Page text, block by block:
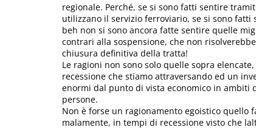
regionale. Perché, se si sono fatti sentire
utilizzano il servizio ferroviario, se si sono
beh non si sono ancora fatte sentire quelle
contrari alla sospensione, che non
chiusura definitiva della tratta!
Le ragioni non sono solo quelle sopra
recessione che stiamo attraversando ed un
enormi dal punto di vista economico in ambiti
persone.
Non è forse un ragionamento egoistico quello
malamente, in tempi di recessione visto che